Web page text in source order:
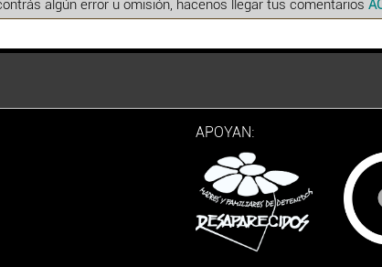
algún error u omisión, hacenos llegar tus comentarios
APOYAN: